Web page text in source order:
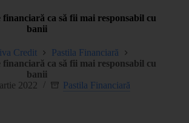
financiară ca să fii mai responsabil cu
banii
Credit
Pastila Financiară
financiară ca să fii mai responsabil cu
banii
2022
Pastila Financiară